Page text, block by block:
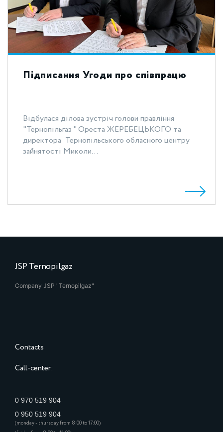
Підписання Угоди про співпрацю
Відбулася ділова зустріч голови правління
"Тернопільгаз " Ореста ЖЕРЕБЕЦЬКОГО та
директора Тернопільського обласного центру
зайнятості Миколи...
JSP Ternopilgaz
Company JSP "Ternopilgaz"
Contacts
Call-center:
0 970 519 904
0 950 519 904
(monday - thursday from 8:00 to 17:00)